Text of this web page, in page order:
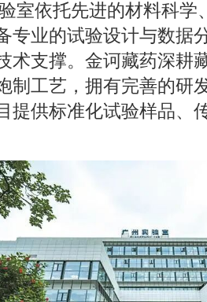
室依托先进的材料科学
专业的试验设计与数据
术支撑。金诃藏药深耕
制工艺，拥有完善的研
提供标准化试验样品、